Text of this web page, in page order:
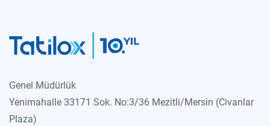
Genel Müdürlük
Yenimahalle 33171 Sok. No:3/36 Mezitli/Mersin (Civanlar
Plaza)